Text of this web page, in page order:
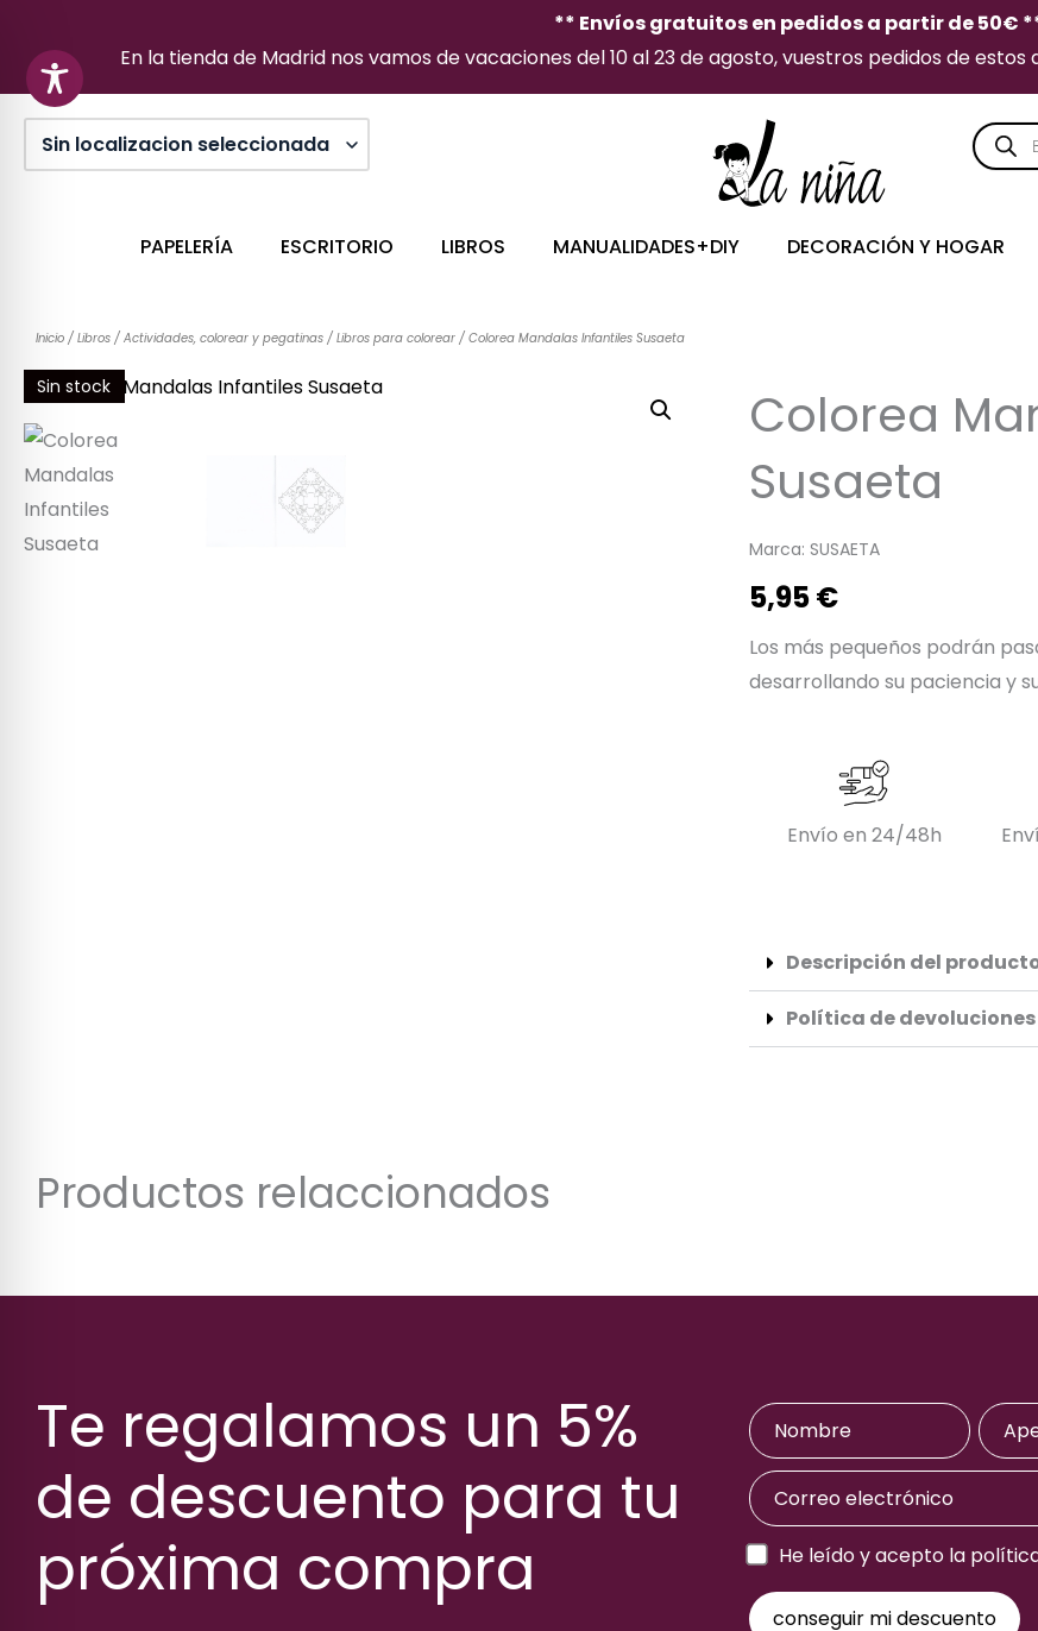
contenido
** Envíos gratuitos en pedidos a partir de 50€
En la tienda de Madrid nos vamos de vacaciones del 10 al 23 de agosto, vuestros pedidos de
de
PAPELERÍA ESCRITORIO LIBROS MANUALIDADES+DIY DECORACIÓN Y HOGAR
Inicio / Libros / Actividades, colorear y pegatinas / Libros para colorear / Colorea Mandalas Infantiles Susaeta
Sin stock
Colorea
Susaeta
Marca: SUSAETA
5,95€
Los más pequeños podrán
desarrollando su paciencia y
Envío en 24/48h
Descripción del
Política de devoluciones
Productos relaccionados
Te regalamos un 5%
de descuento para tu
próxima compra
He leído y acepto la